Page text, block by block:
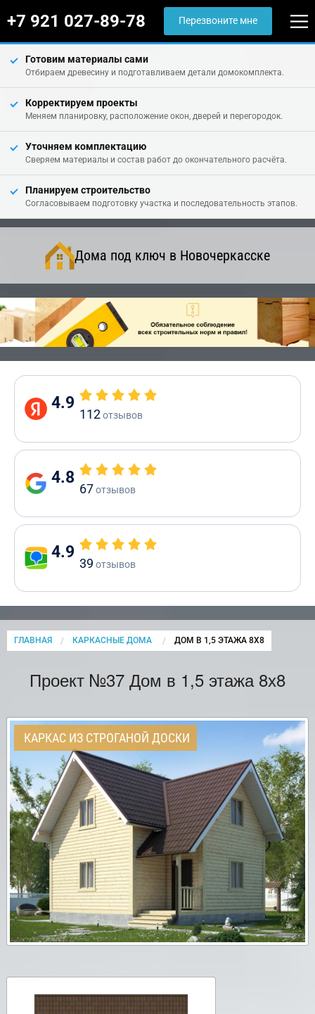
+7 921 027-89-78 Перезвоните мне
Готовим материалы сами
Отбираем древесину и подготавливаем детали домокомплекта.
Корректируем проекты
Меняем планировку, расположение окон, дверей и перегородок.
Уточняем комплектацию
Сверяем материалы и состав работ до окончательного расчёта.
Планируем строительство
Согласовываем подготовку участка и последовательность этапов.
Дома под ключ в Новочеркасске
4.9
112отзывов
4.8
67отзывов
4.9
39 отзывов
ГЛАВНАЯ КАРКАСНЫЕ ДОМА CURRENT:
ДОМ В 1,5 ЭТАЖА 8Х8
Проект №37 Дом в 1,5 этажа 8х8
КАРКАС ИЗ СТРОГАНОЙ ДОСКИ